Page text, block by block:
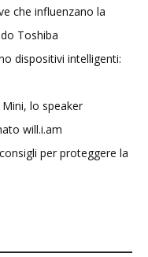
che influenzano la
Toshiba
dispositivi intelligenti:
lo speaker
will.i.am
per proteggere la